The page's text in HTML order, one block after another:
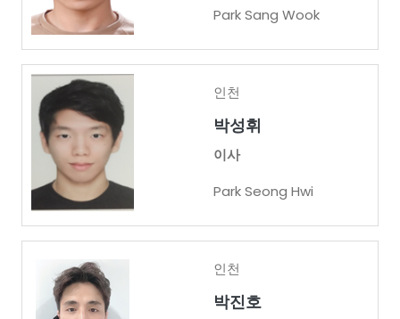
Park Sang Wook
인천
박성휘
이사
Park Seong Hwi
인천
박진호